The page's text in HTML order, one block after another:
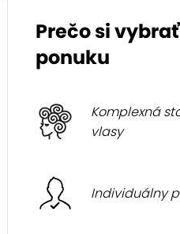
Prečo si
ponuku
Komplexná
vlasy
Individuálny